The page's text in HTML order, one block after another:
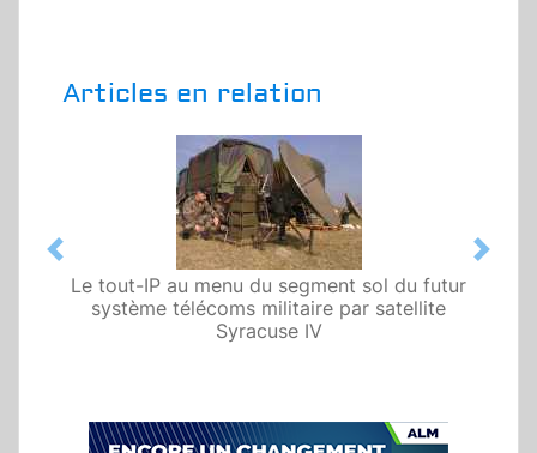
Articles en relation
Le tout-IP au menu du segment sol du futur
système télécoms militaire par satellite
Syracuse IV
Previous Next